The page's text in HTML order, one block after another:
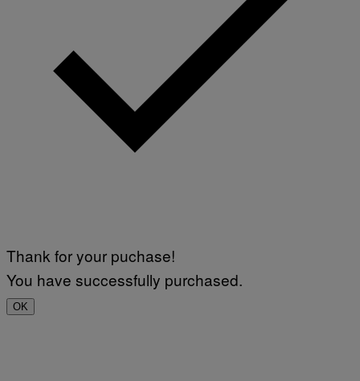
Thank for your puchase!
You have successfully purchased.
OK